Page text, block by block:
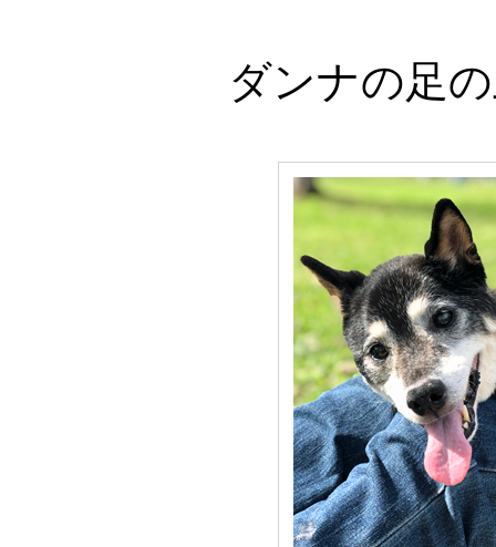
ダンナの足